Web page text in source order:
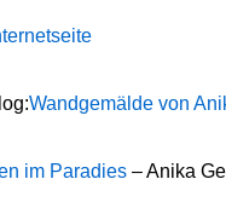
Wandgemälde von
im Paradies – Anika